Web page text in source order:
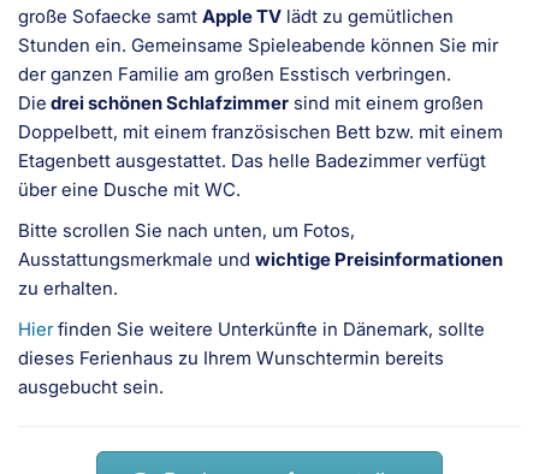
große Sofaecke samt Apple TV lädt zu gemütlichen
Stunden ein. Gemeinsame Spieleabende können Sie mir
der ganzen Familie am großen Esstisch verbringen.
Die drei schönen Schlafzimmer sind mit einem großen
Doppelbett, mit einem französischen Bett bzw. mit einem
Etagenbett ausgestattet. Das helle Badezimmer verfügt
über eine Dusche mit WC.
Bitte scrollen Sie nach unten, um Fotos,
Ausstattungsmerkmale und wichtige Preisinformationen
zu erhalten.
Hierfinden Sie weitere Unterkünfte in Dänemark, sollte
dieses Ferienhaus zu Ihrem Wunschtermin bereits
ausgebucht sein.